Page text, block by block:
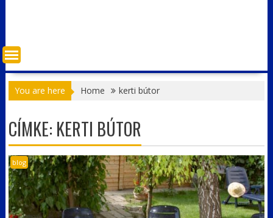
You are here Home kerti bútor
CÍMKE: KERTI BÚTOR
blog